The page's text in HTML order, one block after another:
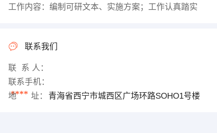
工作内容：编制可研文本、实施方案；工作认真踏实
联系我们
联 系 人：
联系手机：
****
地 址： 青海省西宁市城西区广场环路SOHO1号楼